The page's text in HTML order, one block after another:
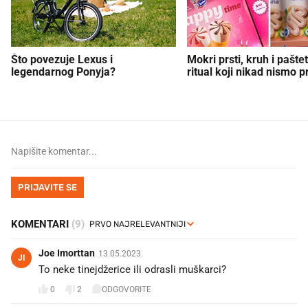
Što povezuje Lexus i
legendarnog Ponyja?
Mokri prsti, kruh i
ritual koji nikad nismo
PRIJAVITE SE
KOMENTARI (9)
JI Joe Imorttan 13.05.2023.
To neke tinejdžerice ili odrasli muškarci?
0 2 ODGOVORITE